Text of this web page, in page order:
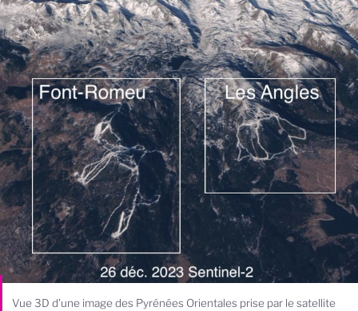
Vue 3D d’une image des Pyrénées Orientales prise par le satellite